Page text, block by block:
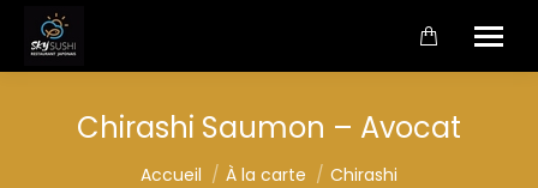
Chirashi Saumon – Avocat
Vous êtes ici :Accueil À la carte
Chirashi